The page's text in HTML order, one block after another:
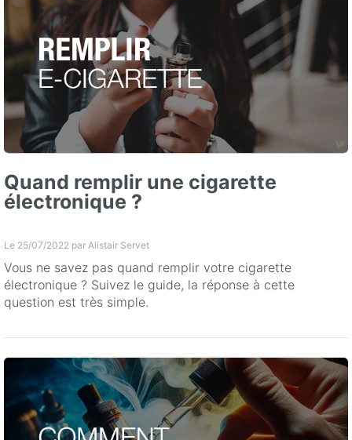
Quand remplir une cigarette
électronique ?
Le 25/07/2022 par Alistair Servet
Vous ne savez pas quand remplir votre cigarette
électronique ? Suivez le guide, la réponse à cette
question est très simple.